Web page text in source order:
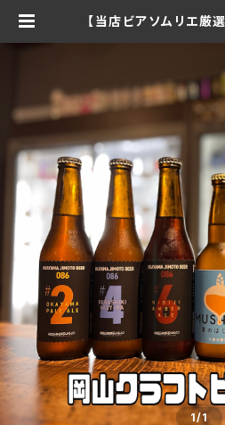
【当店ビアソムリエ厳
1/1